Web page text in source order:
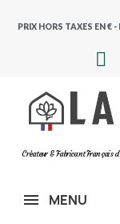
PRIX HORS TAXES EN €
Créateur & Fabricant Français
MENU